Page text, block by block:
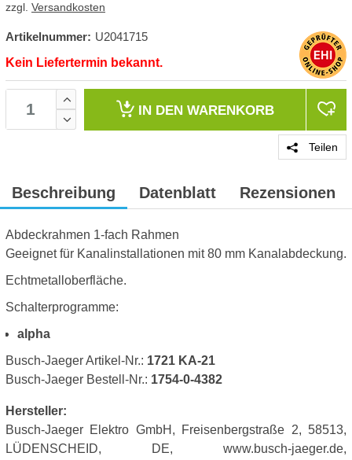
zzgl. Versandkosten
Artikelnummer: U2041715
Kein Liefertermin bekannt.
IN DEN WARENKORB
Teilen
Beschreibung Datenblatt Rezensionen
Abdeckrahmen 1-fach Rahmen
Geeignet für Kanalinstallationen mit 80 mm Kanalabdeckung.
Echtmetalloberfläche.
Schalterprogramme:
alpha
Busch-Jaeger Artikel-Nr.: 1721 KA-21
Busch-Jaeger Bestell-Nr.: 1754-0-4382
Hersteller:
Busch-Jaeger Elektro GmbH, Freisenbergstraße 2, 58513,
LÜDENSCHEID, DE, www.busch-jaeger.de,